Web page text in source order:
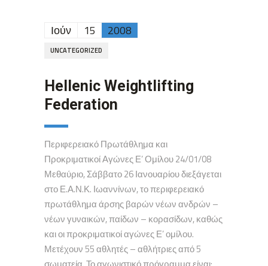
Ιούν 15 2008
UNCATEGORIZED
Hellenic Weightlifting
Federation
Περιφερειακό Πρωτάθλημα και
Προκριματικοί Αγώνες Ε’ Ομίλου 24/01/08
Μεθαύριο, Σάββατο 26 Ιανουαρίου διεξάγεται
στο Ε.Α.Ν.Κ. Ιωαννίνων, το περιφερειακό
πρωτάθλημα άρσης βαρών νέων ανδρών –
νέων γυναικών, παίδων – κορασίδων, καθώς
και οι προκριματικοί αγώνες Ε’ ομίλου.
Μετέχουν 55 αθλητές – αθλήτριες από 5